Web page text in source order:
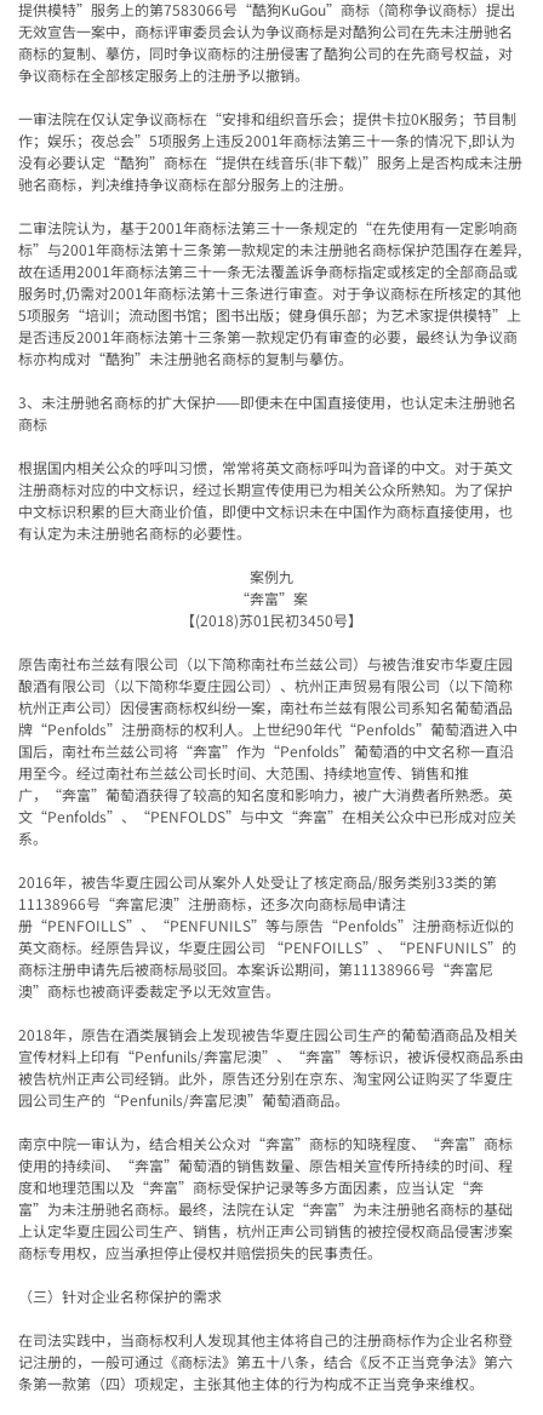
提供模特” 服务上的第7583066号 “酷狗KuGou” 商标（简称争议商标）提出
无效宣告一案中，商标评审委员会认为争议商标是对酷狗公司在先未注册驰名
商标的复制、摹仿，同时争议商标的注册侵害了酷狗公司的在先商号权益，对
争议商标在全部核定服务上的注册予以撤销。
一审法院在仅认定争议商标在 “安排和组织音乐会；提供卡拉0K服务；节目制
作；娱乐；夜总会”5项服务上违反2001年商标法第三十一条的情况下,即认为
没有必要认定 “酷狗” 商标在 “提供在线音乐(非下载)” 服务上是否构成未注册
驰名商标，判决维持争议商标在部分服务上的注册。
二审法院认为，基于2001年商标法第三十一条规定的 “在先使用有一定影响商
标” 与2001年商标法第十三条第一款规定的未注册驰名商标保护范围存在差异,
故在适用2001年商标法第三十一条无法覆盖诉争商标指定或核定的全部商品或
服务时,仍需对2001年商标法第十三条进行审查。对于争议商标在所核定的其他
5项服务 “培训；流动图书馆；图书出版；健身俱乐部；为艺术家提供模特”
上
是否违反2001年商标法第十三条第一款规定仍有审查的必要，最终认为争议商
标亦构成对 “酷狗” 未注册驰名商标的复制与摹仿。
3、未注册驰名商标的扩大保护——即便未在中国直接使用，也认定未注册驰名
商标
根据国内相关公众的呼叫习惯，常常将英文商标呼叫为音译的中文。对于英文
注册商标对应的中文标识，经过长期宣传使用已为相关公众所熟知。为了保护
中文标识积累的巨大商业价值，即便中文标识未在中国作为商标直接使用，也
有认定为未注册驰名商标的必要性。
案例九
“奔富” 案
【(2018)苏01 民初3450号】
原告南社布兰兹有限公司（以下简称南社布兰兹公司）与被告淮安市华夏庄园
酿酒有限公司（以下简称华夏庄园公司）、杭州正声贸易有限公司（以下简称
杭州正声公司）因侵害商标权纠纷一案，南社布兰兹有限公司系知名葡萄酒品
牌 “Penfolds” 注册商标的权利人。上世纪90年代 “Penfolds” 葡萄酒进入中
国后，南社布兰兹公司将 “奔富” 作为 “Penfolds” 葡萄酒的中文名称一直沿
用至今。经过南社布兰兹公司长时间、大范围、持续地宣传、销售和推
广，
“奔富” 葡萄酒获得了较高的知名度和影响力，被广大消费者所熟悉。英
文 “Penfolds” 、 “PENFOLDS” 与中文 “奔富” 在相关公众中已形成对应关
系。
2016年，被告华夏庄园公司从案外人处受让了核定商品/服务类别33类的第
11138966号 “奔富尼澳” 注册商标，还多次向商标局申请注
册 “PENFOILLS” 、 “PENFUNILS” 等与原告 “Penfolds” 注册商标近似的
英文商标。经原告异议，华夏庄园公司
“PENFOILLS” 、 “PENFUNILS” 的
商标注册申请先后被商标局驳回。本案诉讼期间，第11138966号 “奔富尼
澳” 商标也被商评委裁定予以无效宣告。
2018年，原告在酒类展销会上发现被告华夏庄园公司生产的葡萄酒商品及相关
宣传材料上印有 “Penfunils/奔富尼澳” 、 “奔富” 等标识，被诉侵权商品系由
被告杭州正声公司经销。此外，原告还分别在京东、淘宝网公证购买了华夏庄
园公司生产的 “Penfunils/奔富尼澳” 葡萄酒商品。
南京中院一审认为，结合相关公众对 “奔富” 商标的知晓程度、 “奔富” 商标
使用的持续间、
“奔富” 葡萄酒的销售数量、原告相关宣传所持续的时间、程
度和地理范围以及 “奔富” 商标受保护记录等多方面因素，应当认定 “奔
富” 为未注册驰名商标。最终，法院在认定 “奔富” 为未注册驰名商标的基础
上认定华夏庄园公司生产、销售，杭州正声公司销售的被控侵权商品侵害涉案
商标专用权，应当承担停止侵权并赔偿损失的民事责任。
（三）针对企业名称保护的需求
在司法实践中，当商标权利人发现其他主体将自己的注册商标作为企业名称登
记注册的，一般可通过《商标法》第五十八条，结合《反不正当竞争法》第六
条第一款第（四）项规定，主张其他主体的行为构成不正当竞争来维权。